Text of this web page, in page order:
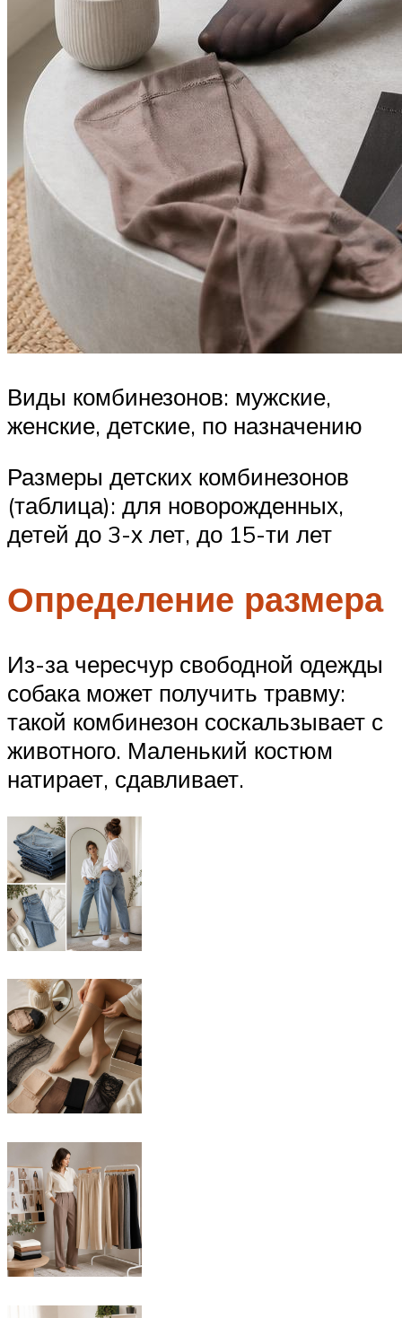
Виды комбинезонов: мужские,
женские, детские, по назначению
Размеры детских комбинезонов
(таблица): для новорожденных,
детей до 3-х лет, до 15-ти лет
Определение размера
Из-за чересчур свободной одежды
собака может получить травму:
такой комбинезон соскальзывает с
животного. Маленький костюм
натирает, сдавливает.